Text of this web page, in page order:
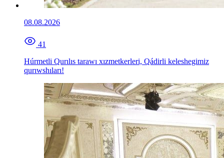
08.08.2026
41
Húrmetli Qurılıs tarawı xızmetkerleri, Qádirli keleshegimiz
qurıwshıları!